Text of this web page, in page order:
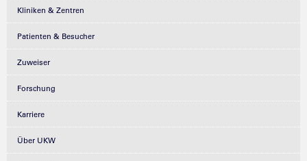
Kliniken & Zentren
Patienten & Besucher
Zuweiser
Forschung
Karriere
Über UKW